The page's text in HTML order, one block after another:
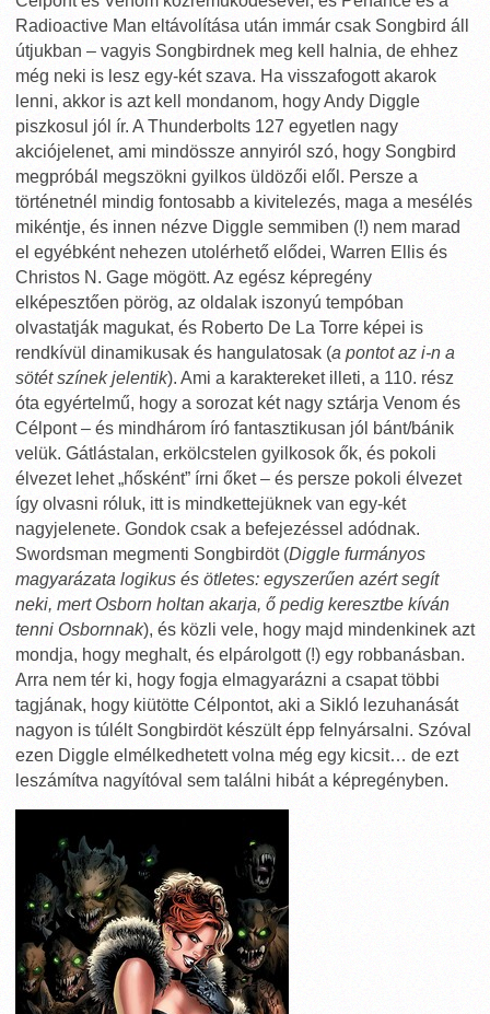
Radioactive Man eltávolítása után immár csak Songbird áll
útjukban – vagyis Songbirdnek meg kell halnia, de ehhez
még neki is lesz egy-két szava. Ha visszafogott akarok
lenni, akkor is azt kell mondanom, hogy Andy Diggle
piszkosul jól ír. A Thunderbolts 127 egyetlen nagy
akciójelenet, ami mindössze annyiról szó, hogy Songbird
megpróbál megszökni gyilkos üldözői elől. Persze a
történetnél mindig fontosabb a kivitelezés, maga a mesélés
mikéntje, és innen nézve Diggle semmiben (!) nem marad
el egyébként nehezen utolérhető elődei, Warren Ellis és
Christos N. Gage mögött. Az egész képregény
elképesztően pörög, az oldalak iszonyú tempóban
olvastatják magukat, és Roberto De La Torre képei is
rendkívül dinamikusak és hangulatosak (a pontot az i-n a
sötét színek jelentik). Ami a karaktereket illeti, a 110. rész
óta egyértelmű, hogy a sorozat két nagy sztárja Venom és
Célpont – és mindhárom író fantasztikusan jól bánt/bánik
velük. Gátlástalan, erkölcstelen gyilkosok ők, és pokoli
élvezet lehet „hősként” írni őket – és persze pokoli élvezet
így olvasni róluk, itt is mindkettejüknek van egy-két
nagyjelenete. Gondok csak a befejezéssel adódnak.
Swordsman megmenti Songbirdöt (Diggle furmányos
magyarázata logikus és ötletes: egyszerűen azért segít
neki, mert Osborn holtan akarja, ő pedig keresztbe kíván
tenni Osbornnak), és közli vele, hogy majd mindenkinek azt
mondja, hogy meghalt, és elpárolgott (!) egy robbanásban.
Arra nem tér ki, hogy fogja elmagyarázni a csapat többi
tagjának, hogy kiütötte Célpontot, aki a Sikló lezuhanását
nagyon is túlélt Songbirdöt készült épp felnyársalni. Szóval
ezen Diggle elmélkedhetett volna még egy kicsit… de ezt
leszámítva nagyítóval sem találni hibát a képregényben.